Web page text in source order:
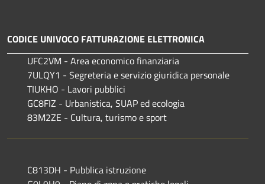
CODICE UNIVOCO FATTURAZIONE ELETTRONICA
UFC2VM - Area economico finanziaria
7ULQY1 - Segreteria e servizio giuridica personale
TIUKHO - Lavori pubblici
GC8FIZ - Urbanistica, SUAP ed ecologia
83M2ZE - Cultura, turismo e sport
C813DH - Pubblica istruzione